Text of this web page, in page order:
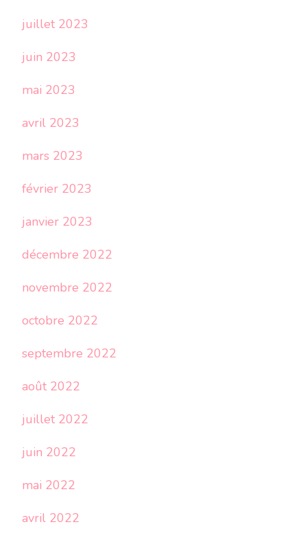
juillet 2023
juin 2023
mai 2023
avril 2023
mars 2023
février 2023
janvier 2023
décembre 2022
novembre 2022
octobre 2022
septembre 2022
août 2022
juillet 2022
juin 2022
mai 2022
avril 2022